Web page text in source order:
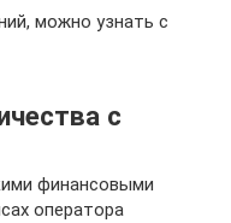
можно узнать с
с
финансовыми
оператора